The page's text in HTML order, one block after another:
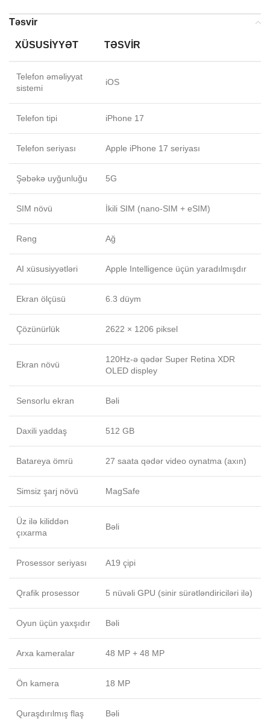
Təsvir
XÜSUSIYYƏT TƏSVIR
Telefon əməliyyat
sistemi
iOS
Telefon tipi iPhone 17
Telefon seriyası Apple iPhone 17 seriyası
Şəbəkə uyğunluğu 5G
SIM növü İkili SIM (nano-SIM + eSIM)
Rəng Ağ
AI xüsusiyyətləri Apple Intelligence üçün yaradılmışdır
Ekran ölçüsü 6.3 düym
Çözünürlük 2622 × 1206 piksel
Ekran növü
120Hz-ə qədər Super Retina XDR
OLED displey
Sensorlu ekran Bəli
Daxili yaddaş 512 GB
Batareya ömrü 27 saata qədər video oynatma (axın)
Simsiz şarj növü MagSafe
Üz ilə kiliddən
çıxarma
Bəli
Prosessor seriyası A19 çipi
Qrafik prosessor 5 nüvəli GPU (sinir sürətləndiriciləri ilə)
Oyun üçün yaxşıdır Bəli
Arxa kameralar 48 MP + 48 MP
Ön kamera 18 MP
Quraşdırılmış flaş Bəli